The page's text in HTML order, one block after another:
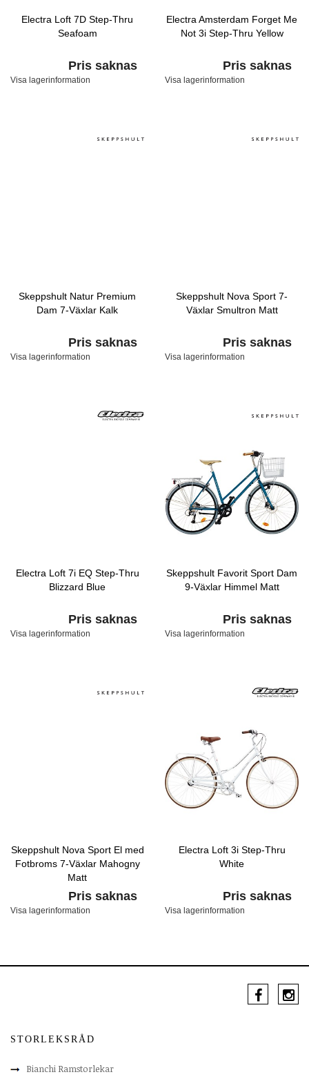
Electra Loft 7D Step-Thru
Seafoam
Pris saknas
Visa lagerinformation
Electra Amsterdam Forget Me
Not 3i Step-Thru Yellow
Pris saknas
Visa lagerinformation
Skeppshult Natur Premium
Dam 7-Växlar Kalk
Pris saknas
Visa lagerinformation
Skeppshult Nova Sport 7-
Växlar Smultron Matt
Pris saknas
Visa lagerinformation
Electra Loft 7i EQ Step-Thru
Blizzard Blue
Pris saknas
Visa lagerinformation
Skeppshult Favorit Sport Dam
9-Växlar Himmel Matt
Pris saknas
Visa lagerinformation
Skeppshult Nova Sport El med
Fotbroms 7-Växlar Mahogny
Matt
Pris saknas
Visa lagerinformation
Electra Loft 3i Step-Thru
White
Pris saknas
Visa lagerinformation
STORLEKSRÅD
Bianchi Ramstorlekar